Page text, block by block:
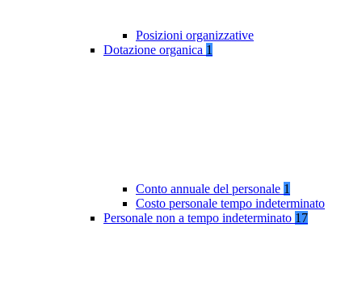
Posizioni organizzative
Dotazione organica 1
Conto annuale del personale 1
Costo personale tempo indeterminato
Personale non a tempo indeterminato 17